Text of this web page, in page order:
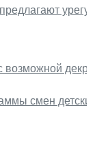
возможной
смен